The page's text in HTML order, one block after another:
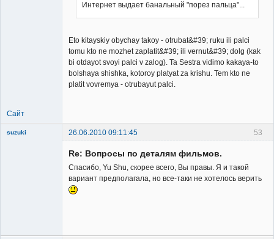
Интернет выдает банальный "порез пальца"...
Eto kitayskiy obychay takoy - otrubat&#39; ruku ili palci
tomu kto ne mozhet zaplatit&#39; ili vernut&#39; dolg (kak
bi otdayot svoyi palci v zalog). Ta Sestra vidimo kakaya-to
bolshaya shishka, kotoroy platyat za krishu. Tem kto ne
platit vovremya - otrubayut palci.
Сайт
53
suzuki 26.06.2010 09:11:45
Re: Вопросы по деталям фильмов.
Спасибо, Yu Shu, скорее всего, Вы правы. Я и такой
вариант предполагала, но все-таки не хотелось верить